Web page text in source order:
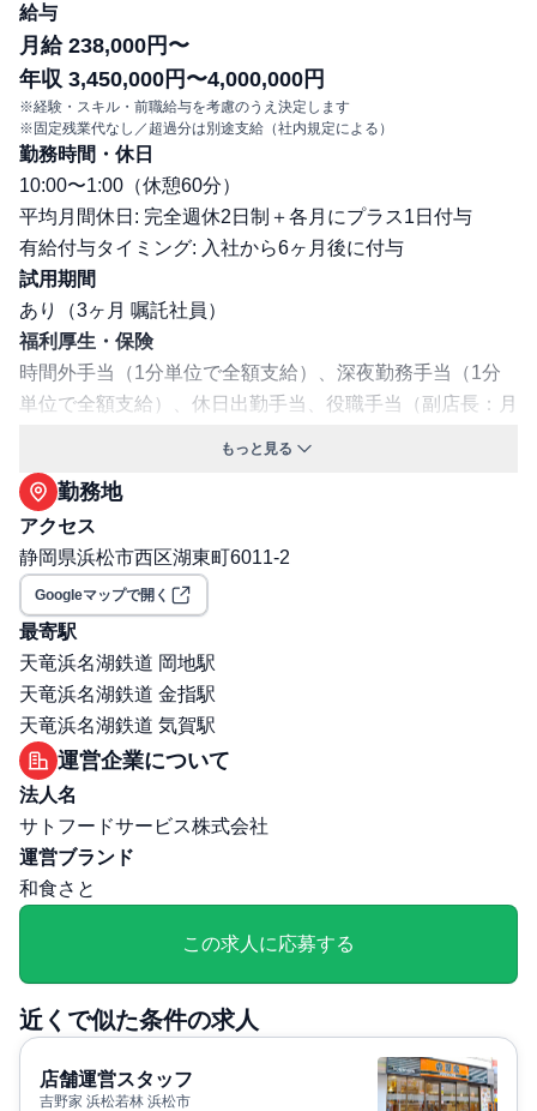
給与
月給 238,000円〜
年収 3,450,000円〜4,000,000円
※経験・スキル・前職給与を考慮のうえ決定します
※固定残業代なし／超過分は別途支給（社内規定による）
勤務時間・休日
10:00〜1:00（休憩60分）
平均月間休日: 完全週休2日制＋各月にプラス1日付与
有給付与タイミング: 入社から6ヶ月後に付与
試用期間
あり（3ヶ月 嘱託社員）
福利厚生・保険
時間外手当（1分単位で全額支給）、深夜勤務手当（1分
単位で全額支給）、休日出勤手当、役職手当（副店長：月
や介護などに未消化の有給休暇を充当可）、短時間正社員
制度、労働組合あり、慶弔金制度、従業員持株会、退職金
制度（確定拠出年金）、店内全面禁煙、制服貸与、車通勤
可、ガソリン代支給、転勤補助手当（通勤距離により引っ
越しを必要とする場合）、社員割引制度 （20％割引）、
従業員食事制度（まかない1食250円）
交通費支給: 有
マイカー通勤可／社宅・寮あり
保険: 社会保険完備（健康保険・厚生年金・雇用保険・労
災保険）
職場環境・ルール
受動喫煙対策（喫煙ルール）: 無
選考プロセス
面接回数: 1回
選考プロセス詳細: 対面
時間、休憩60分） 下記いずれかの勤務時間 （目安）とな
ります。 休日：完全週休2日制＋各月にプラス1日付与、
年間休日116日 ・その他休暇：有給休暇、７連休取得制度
もっと見る
勤務地
アクセス
静岡県浜松市西区湖東町6011-2
Googleマップで開く
最寄駅
天竜浜名湖鉄道 岡地駅
天竜浜名湖鉄道 金指駅
天竜浜名湖鉄道 気賀駅
運営企業について
法人名
サトフードサービス株式会社
運営ブランド
和食さと
この求人に応募する
近くで似た条件の求人
店舗運営スタッフ
吉野家 浜松若林 浜松市